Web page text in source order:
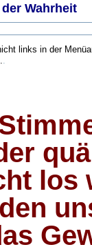
Wahrheit
links in der
.
los